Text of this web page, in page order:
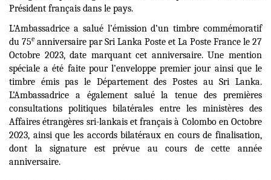
Président français dans le pays.
L'Ambassadrice a salué l’émission d’un timbre commémoratif
du 75e anniversaire par Sri Lanka Poste et La Poste France le 27
Octobre 2023, date marquant cet anniversaire. Une mention
spéciale a été faite pour l’enveloppe premier jour ainsi que le
timbre émis pas le Département des Postes au Sri Lanka.
L’Ambassadrice a également salué la tenue des premières
consultations politiques bilatérales entre les ministères des
Affaires étrangères sri-lankais et français à Colombo en Octobre
2023, ainsi que les accords bilatéraux en cours de finalisation,
dont la signature est prévue au cours de cette année
anniversaire.